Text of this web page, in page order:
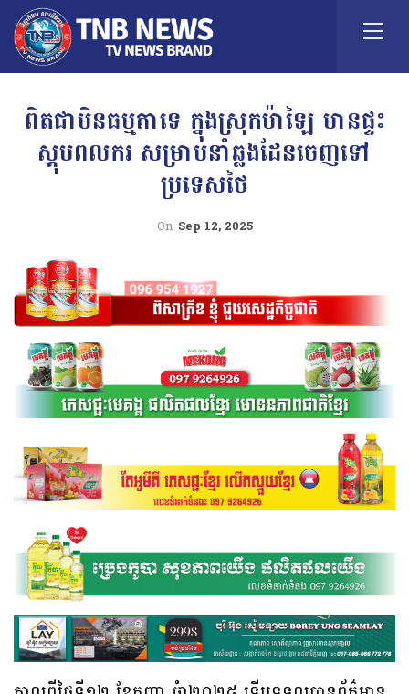
ពិតជាមិនធម្មតាទេ ក្នុងស្រុកម៉ាឡៃ មានផ្ទះ
ស្តុបពលករ សម្រាប់នាំឆ្លងដែនចេញទៅ
ប្រទេសថៃ
On Sep 12, 2025